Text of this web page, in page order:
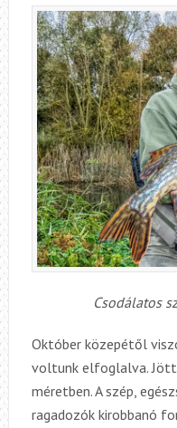
Csodálatos
Október közepétől
voltunk elfoglalva.
méretben. A szép,
ragadozók kirobbanó